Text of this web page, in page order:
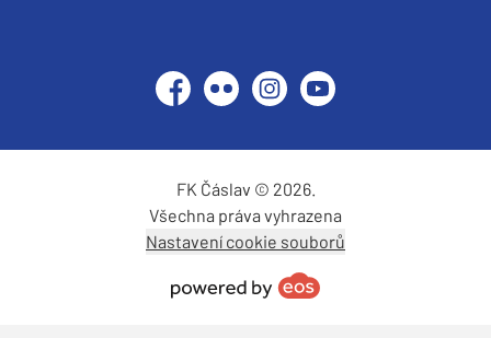
Facebook
Flickr InstagramYouTube
FK Čáslav © 2026.
Všechna práva vyhrazena
Nastavení cookie souborů